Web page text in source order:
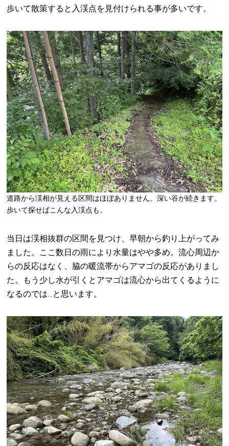
歩いて散策すると入渓点を見付けられる事が多いです。
道路から渓相が見える区間はほぼありません。深い谷が続きます。
歩いて探せばこんな入渓点も。
当日は渓相抜群の区間を見つけ、早朝から釣り上がってみ
ました。ここ数日の雨により水量はやや多め。流心周辺か
らの反応はなく、脇の暖流帯からアマゴの反応がありまし
た。もう少し水が引くとアマゴは流心から出てくるように
なるのでは…と思います。